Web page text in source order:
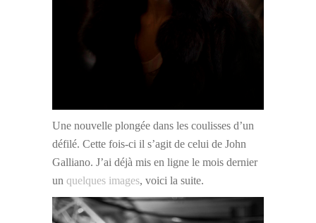
Une nouvelle plongée dans les coulisses d’un
défilé. Cette fois-ci il s’agit de celui de John
Galliano. J’ai déjà mis en ligne le mois dernier
un quelques images, voici la suite.